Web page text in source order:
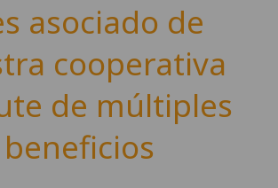
asociado de
cooperativa
de múltiples
beneficios